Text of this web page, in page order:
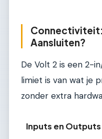
Connectiviteit:
Aansluiten?
De Volt 2 is een 2-
limiet is van wat je
zonder extra
Inputs en Outputs